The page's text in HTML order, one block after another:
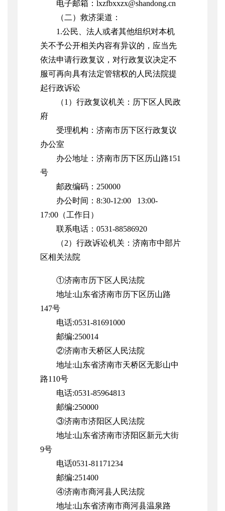
电子邮箱：lxzfbxxzx@shandong.cn
（二）救济渠道：
1.公民、法人或者其他组织对本机
关不予公开相关内容有异议的，应当先
依法申请行政复议，对行政复议决定不
服可再向具有法定管辖权的人民法院提
起行政诉讼
（1）行政复议机关：历下区人民政
府
受理机构：济南市历下区行政复议
办公室
办公地址：济南市历下区历山路151
号
邮政编码：250000
办公时间：8:30-12:00 13:00-
17:00（工作日）
联系电话：0531-88586920
（2）行政诉讼机关：济南市中部片
区相关法院
①济南市历下区人民法院
地址:山东省济南市历下区历山路
147号
电话:0531-81691000
邮编:250014
②济南市天桥区人民法院
地址:山东省济南市天桥区无影山中
路110号
电话:0531-85964813
邮编:250000
③济南市济阳区人民法院
地址:山东省济南市济阳区新元大街
9号
电话0531-81171234
邮编:251400
④济南市商河县人民法院
地址:山东省济南市商河县温泉路